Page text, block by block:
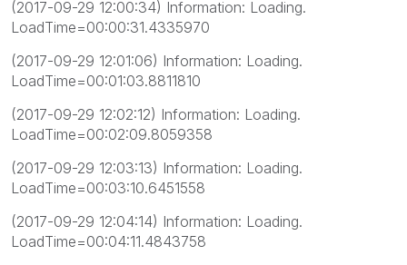
(2017-09-29 12:00:34) Information: Loading.
LoadTime=00:00:31.4335970
(2017-09-29 12:01:06) Information: Loading.
LoadTime=00:01:03.8811810
(2017-09-29 12:02:12) Information: Loading.
LoadTime=00:02:09.8059358
(2017-09-29 12:03:13) Information: Loading.
LoadTime=00:03:10.6451558
(2017-09-29 12:04:14) Information: Loading.
LoadTime=00:04:11.4843758